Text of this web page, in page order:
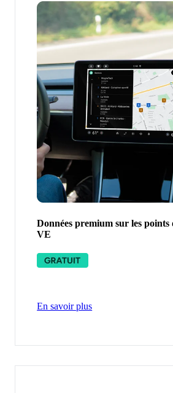
Données premium sur les points
VE
En savoir plus